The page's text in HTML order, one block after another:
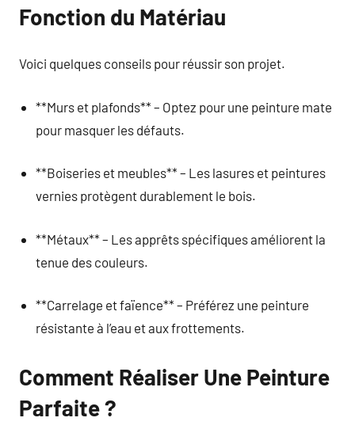
Fonction du Matériau
Voici quelques conseils pour réussir son projet.
**Murs et plafonds** – Optez pour une peinture mate
pour masquer les défauts.
**Boiseries et meubles** – Les lasures et peintures
vernies protègent durablement le bois.
**Métaux** – Les apprêts spécifiques améliorent la
tenue des couleurs.
**Carrelage et faïence** – Préférez une peinture
résistante à l’eau et aux frottements.
Comment Réaliser Une Peinture
Parfaite ?